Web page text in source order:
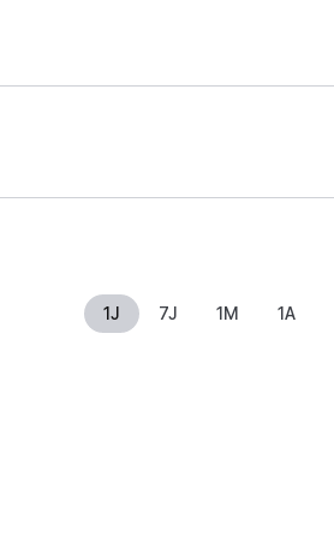
1J 7J 1M 1A